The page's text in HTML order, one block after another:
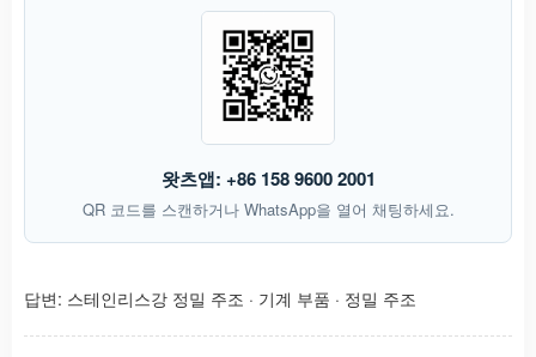
왓츠앱: +86 158 9600 2001
QR 코드를 스캔하거나 WhatsApp을 열어 채팅하세요.
답변: 스테인리스강 정밀 주조 · 기계 부품 · 정밀 주조